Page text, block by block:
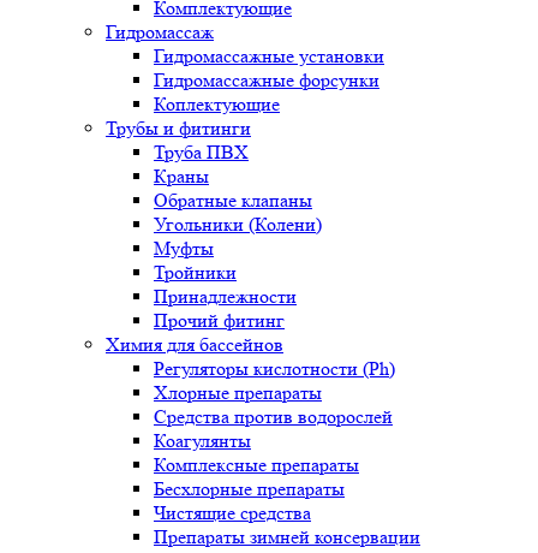
Комплектующие
Гидромассаж
Гидромассажные установки
Гидромассажные форсунки
Коплектующие
Трубы и фитинги
Труба ПВХ
Краны
Обратные клапаны
Угольники (Колени)
Муфты
Тройники
Принадлежности
Прочий фитинг
Химия для бассейнов
Регуляторы кислотности (Ph)
Хлорные препараты
Средства против водорослей
Коагулянты
Комплексные препараты
Бесхлорные препараты
Чистящие средства
Препараты зимней консервации